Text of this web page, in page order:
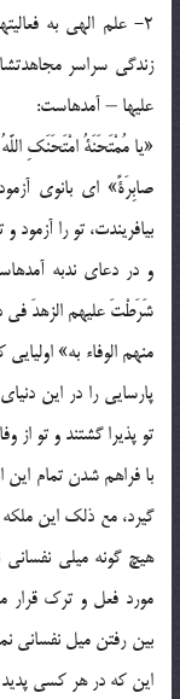
2- علم الهي به
زندگي سراسر
عليها – آمده‏است:
«يا مُمْتَحَنَةُ امْتَحَنَكِ
صابِرَةً» اي بانوي
بيافريندت، تو را آزمود
و در دعاي ندبه
شَرَطْتَ عليهم الزهدَ في
منهم الوفاء به»
پارسايي را در اين
تو پذيرا گشتند و تو از
با فراهم شدن تمام
گیرد، مع ذلک این
هیچ گونه میلی نفسانی
مورد فعل و ترک قرار
بین رفتن میل نفسانی
این که در هر کسی پدید